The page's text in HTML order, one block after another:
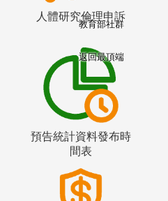
人體研究倫理申訴
預告統計資料發布時
間表
教育部社群
返回最頂端